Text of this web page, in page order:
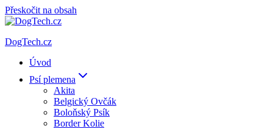
Přeskočit na obsah
DogTech.cz
Úvod
Psí plemena
Akita
Belgický Ovčák
Boloňský Psík
Border Kolie